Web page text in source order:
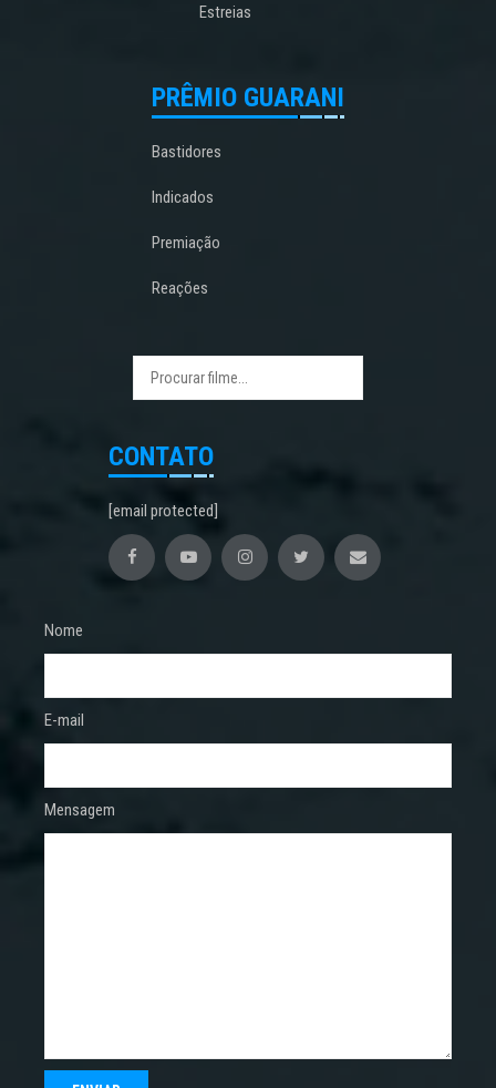
Estreias
PRÊMIO GUARANI
Bastidores
Indicados
Premiação
Reações
CONTATO
[email protected]
Nome
E-mail
Mensagem